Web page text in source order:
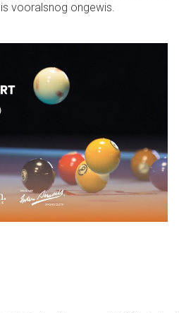
vooralsnog ongewis.